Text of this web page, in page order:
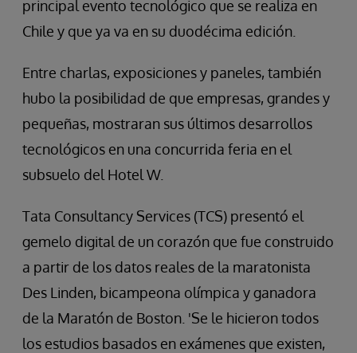
principal evento tecnológico que se realiza en
Chile y que ya va en su duodécima edición.
Entre charlas, exposiciones y paneles, también
hubo la posibilidad de que empresas, grandes y
pequeñas, mostraran sus últimos desarrollos
tecnológicos en una concurrida feria en el
subsuelo del Hotel W.
Tata Consultancy Services (TCS) presentó el
gemelo digital de un corazón que fue construido
a partir de los datos reales de la maratonista
Des Linden, bicampeona olímpica y ganadora
de la Maratón de Boston. 'Se le hicieron todos
los estudios basados en exámenes que existen,